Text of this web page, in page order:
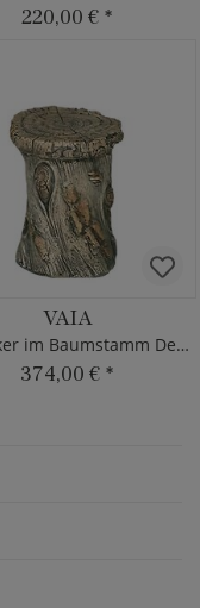
220,00 € *
VAIA
Sitzhocker im Baumstamm Design
374,00 € *